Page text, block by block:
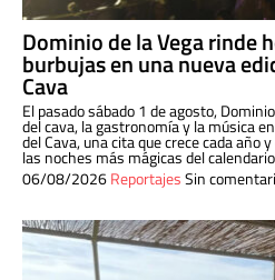
Dominio de la Vega rinde
burbujas en una nueva
Cava
El pasado sábado 1 de agosto,
del cava, la gastronomía y la música
del Cava, una cita que crece cada año
las noches más mágicas del
06/08/2026ReportajesSin